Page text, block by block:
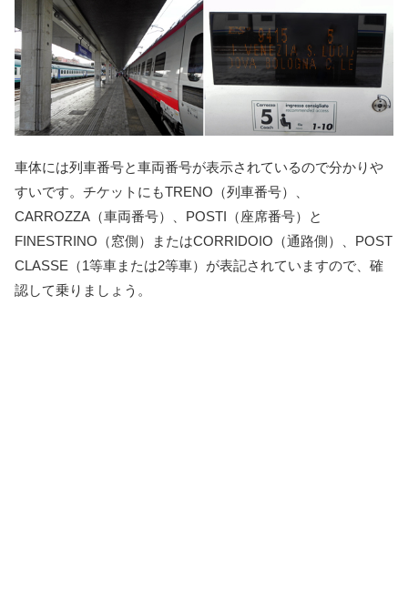
車体には列車番号と車両番号が表示されているので分かりや
すいです。チケットにもTRENO（列車番号）、
CARROZZA（車両番号）、POSTI（座席番号）と
FINESTRINO（窓側）またはCORRIDOIO（通路側）、POST
CLASSE（1等車または2等車）が表記されていますので、確
認して乗りましょう。